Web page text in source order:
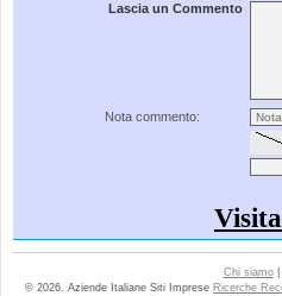
Lascia un Commento
Nota commento:
Chi siamo|
© 2026. Aziende Italiane Siti Imprese Ricerche